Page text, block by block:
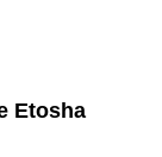
Etosha